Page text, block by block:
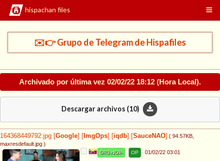
hispachan files
✉️👉 Grupo de Telegram de Hispafiles
Archivado por última vez 02/02/22 18:12 (Hora Local).
Descargar archivos (10)
164368449792.jpg Google ImgOps iqdb SauceNAO ( 94.57KB
maxresdefault.jpg )
GR3vJOk- OP 01/02/22 03:01